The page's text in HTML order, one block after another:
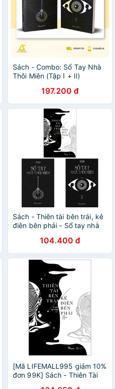
Sách - Combo: Sổ Tay Nhà
Thôi Miên (Tập I + II)
197.200 đ
Sách - Thiên tài bên trái, kẻ
điên bên phải - Sổ tay nhà
[AZVietNam] - Lẻ, tùy chọn
104.400 đ
[Mã LIFEMALL995 giảm 10%
đơn 99K] Sách - Thiên Tài